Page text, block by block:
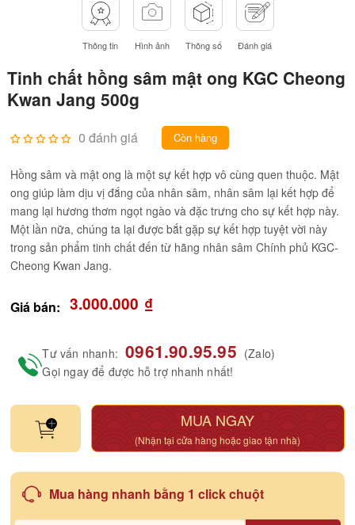
Thông tin Hình ảnh Thông số Đánh giá
Tinh chất hồng sâm mật ong KGC Cheong
Kwan Jang 500g
0 đánh giá Còn hàng
Hồng sâm và mật ong là một sự kết hợp vô cùng quen thuộc. Mật
ong giúp làm dịu vị đắng của nhân sâm, nhân sâm lại kết hợp để
mang lại hương thơm ngọt ngào và đặc trưng cho sự kết hợp này.
Một lần nữa, chúng ta lại được bắt gặp sự kết hợp tuyệt vời này
trong sản phẩm tinh chất đến từ hãng nhân sâm Chính phủ KGC-
Cheong Kwan Jang.
Giá bán: 3.000.000 ₫
Tư vấn nhanh: 0961.90.95.95 (Zalo)
Gọi ngay để được hỗ trợ nhanh nhất!
MUA NGAY
(Nhận tại cửa hàng hoặc giao tận nhà)
Mua hàng nhanh bằng 1 click chuột